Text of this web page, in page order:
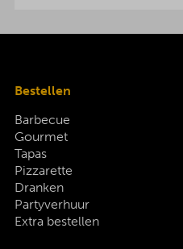
Bestellen
Barbecue
Gourmet
Tapas
Pizzarette
Dranken
Partyverhuur
Extra bestellen